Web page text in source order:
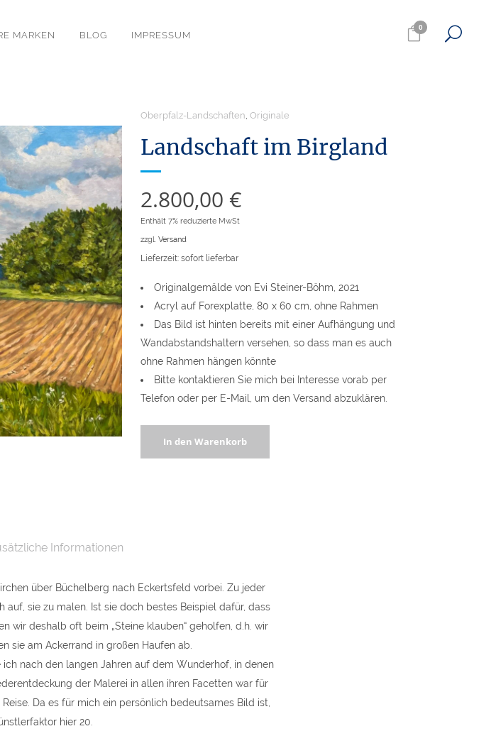
0
MARKEN BLOG IMPRESSUM
Oberpfalz-Landschaften, Originale
Landschaft im Birgland
2.800,00 €
Enthält 7% reduzierte MwSt
zzgl. Versand
Lieferzeit: sofort lieferbar
Originalgemälde von Evi Steiner-Böhm, 2021
Acryl auf Forexplatte, 80 x 60 cm, ohne Rahmen
Das Bild ist hinten bereits mit einer Aufhängung und
Wandabstandshaltern versehen, so dass man es auch
ohne Rahmen hängen könnte
Bitte kontaktieren Sie mich bei Interesse vorab per
Telefon oder per E-Mail, um den Versand abzuklären.
Landschaft
In den Warenkorb
Informationen
über Büchelberg nach Eckertsfeld vorbei. Zu jeder
sie zu malen. Ist sie doch bestes Beispiel dafür, dass
wir deshalb oft beim „Steine klauben“ geholfen, d.h. wir
sie am Ackerrand in großen Haufen ab.
nach den langen Jahren auf dem Wunderhof, in denen
der Malerei in allen ihren Facetten war für
Da es für mich ein persönlich bedeutsames Bild ist,
hier 20.